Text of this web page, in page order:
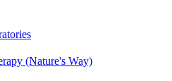
(Nature's Way)